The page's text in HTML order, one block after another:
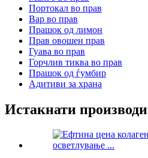
Портокал во прав
Вар во прав
Прашок од лимон
Прав овошен прав
Гуава во прав
Горчлив тиква во прав
Прашок од ѓумбир
Адитиви за храна
Истакнати производи